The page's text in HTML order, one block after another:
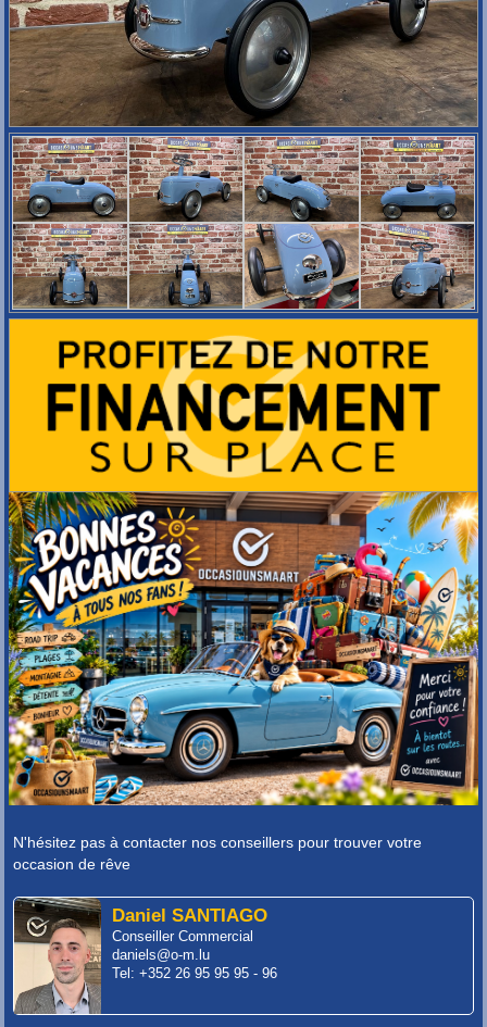
N'hésitez pas à contacter nos conseillers pour trouver votre
occasion de rêve
Daniel SANTIAGO
Conseiller Commercial
daniels@o-m.lu
Tel: +352 26 95 95 95 - 96